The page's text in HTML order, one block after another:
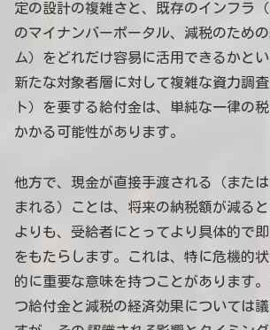
定の設計の複雑さと、既存のインフラ
のマイナンバーポータル、減税のため
ム）をどれだけ容易に活用できるかとい
新たな対象者層に対して複雑な資力調
ト）を要する給付金は、単純な一律の
かかる可能性があります。
他方で、現金が直接手渡される（また
まれる）ことは、将来の納税額が減る
よりも、受給者にとってより具体的で
をもたらします。これは、特に危機的
的に重要な意味を持つことがあります
つ給付金と減税の経済効果については